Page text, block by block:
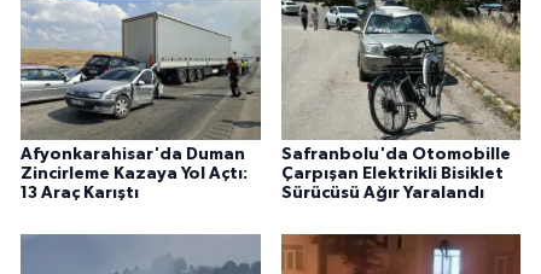
Afyonkarahisar'da Duman
Zincirleme Kazaya Yol Açtı:
13 Araç Karıştı
Safranbolu'da Otomobille
Çarpışan Elektrikli Bisiklet
Sürücüsü Ağır Yaralandı